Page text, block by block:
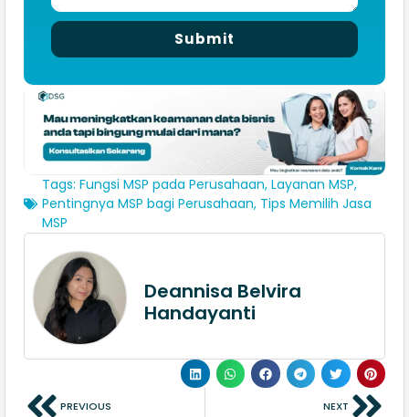
Submit
Tags: Fungsi MSP pada Perusahaan, Layanan MSP,
Pentingnya MSP bagi Perusahaan, Tips Memilih Jasa
MSP
Deannisa Belvira
Handayanti
PREVIOUS NEXT